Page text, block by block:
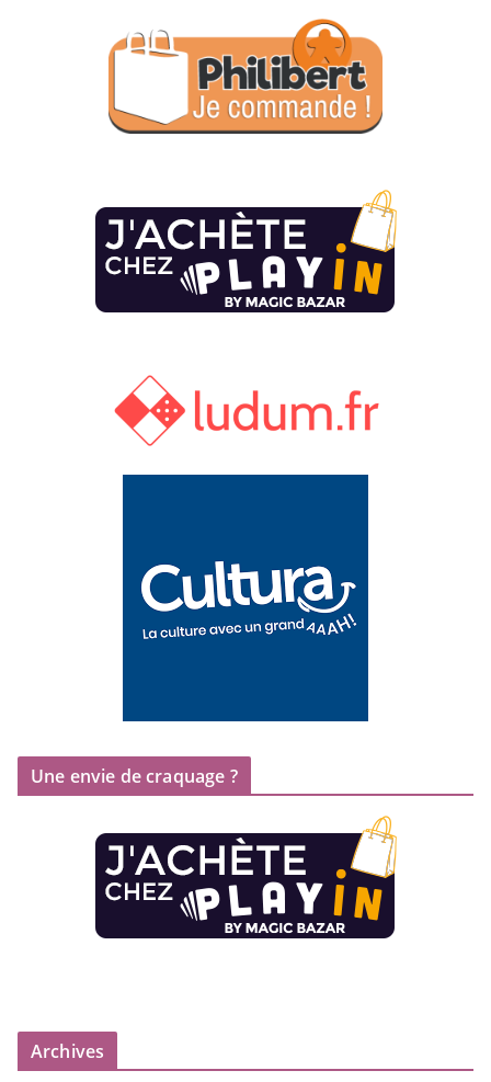
Une envie de craquage ?
Archives